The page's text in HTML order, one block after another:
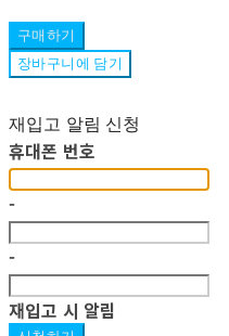
구매하기
장바구니에 담기
재입고 알림 신청
휴대폰 번호
-
-
재입고 시 알림